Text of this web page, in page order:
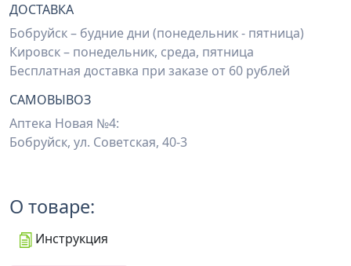
ДОСТАВКА
Бобруйск – будние дни (понедельник - пятница)
Кировск – понедельник, среда, пятница
Бесплатная доставка при заказе от 60 рублей
САМОВЫВОЗ
Аптека Новая №4:
Бобруйск, ул. Советская, 40-3
О товаре:
Инструкция